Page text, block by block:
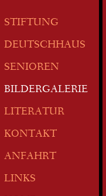
STIFTUNG
DEUTSCHHAUS
SENIOREN
BILDERGALERIE
LITERATUR
KONTAKT
ANFAHRT
LINKS